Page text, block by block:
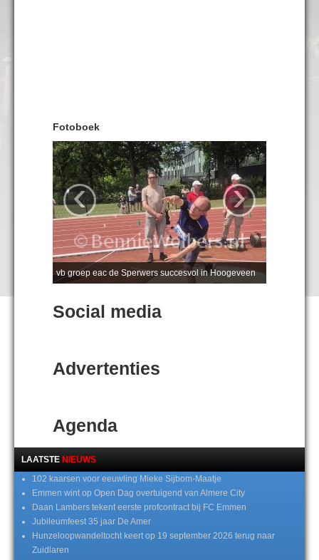
Fotoboek
vb groep eac de Sperwers succesvol in Hoogeveen
‹ ›
Social media
Advertenties
Agenda
LAATSTE NIEUWS
102 kaarsen voor eeuwling Mieke Sijbom-Maatje
Emmen wint op Open Dag overtuigend van Almere City
Daan Lambers tekent eerste profcontract bij FC Emmen
Jubileumfeest 35 jaar De Amer
Hunzeloopwandeltocht keert op 19 september 2026 terug naar
Zuidlaren